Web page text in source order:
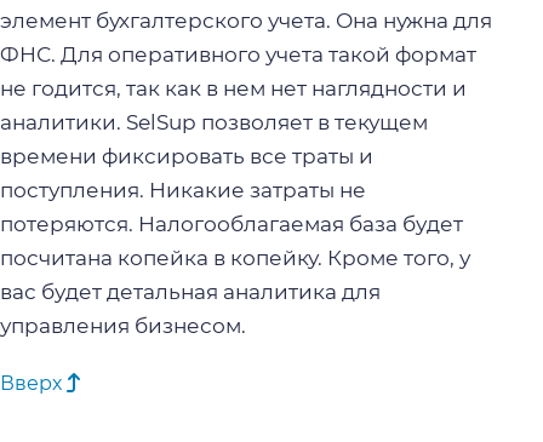
элемент бухгалтерского учета. Она нужна для
ФНС. Для оперативного учета такой формат
не годится, так как в нем нет наглядности и
аналитики. SelSup позволяет в текущем
времени фиксировать все траты и
поступления. Никакие затраты не
потеряются. Налогооблагаемая база будет
посчитана копейка в копейку. Кроме того, у
вас будет детальная аналитика для
управления бизнесом.
Вверх